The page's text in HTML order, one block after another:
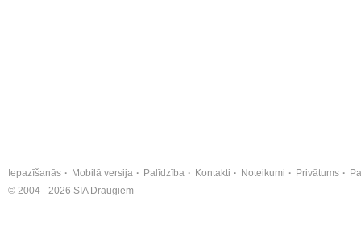
Iepazīšanās Mobilā versija Palīdzība Kontakti Noteikumi Privātums
© 2004 - 2026 SIA Draugiem